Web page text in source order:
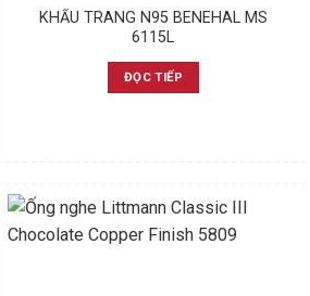
KHẨU TRANG N95 BENEHAL MS
6115L
ĐỌC TIẾP